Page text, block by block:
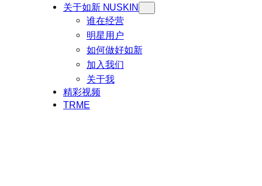
关于如新 NUSKIN
谁在经营
明星用户
如何做好如新
加入我们
关于我
精彩视频
TRME